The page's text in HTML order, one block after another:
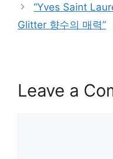
“Yves Saint
Glitter 향수의 매력”
Leave a